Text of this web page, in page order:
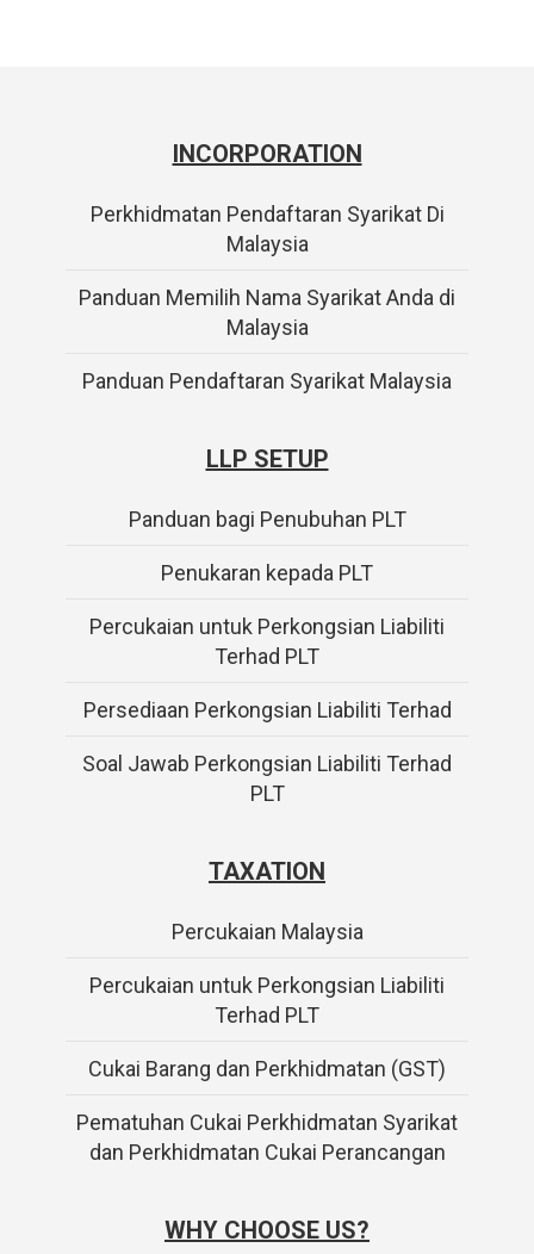
INCORPORATION
Perkhidmatan Pendaftaran Syarikat Di
Malaysia
Panduan Memilih Nama Syarikat Anda di
Malaysia
Panduan Pendaftaran Syarikat Malaysia
LLP SETUP
Panduan bagi Penubuhan PLT
Penukaran kepada PLT
Percukaian untuk Perkongsian Liabiliti
Terhad PLT
Persediaan Perkongsian Liabiliti Terhad
Soal Jawab Perkongsian Liabiliti Terhad
PLT
TAXATION
Percukaian Malaysia
Percukaian untuk Perkongsian Liabiliti
Terhad PLT
Cukai Barang dan Perkhidmatan (GST)
Pematuhan Cukai Perkhidmatan Syarikat
dan Perkhidmatan Cukai Perancangan
WHY CHOOSE US?